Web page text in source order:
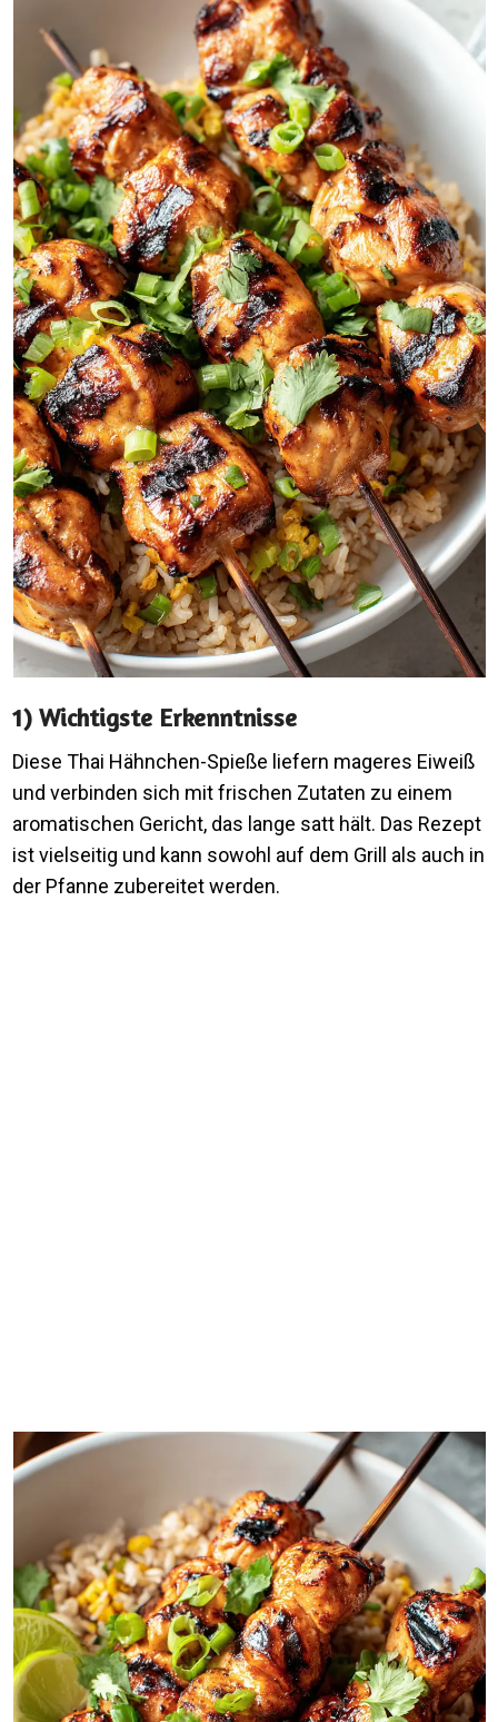
1) Wichtigste Erkenntnisse
Diese Thai Hähnchen-Spieße liefern mageres Eiweiß
und verbinden sich mit frischen Zutaten zu einem
aromatischen Gericht, das lange satt hält. Das Rezept
ist vielseitig und kann sowohl auf dem Grill als auch in
der Pfanne zubereitet werden.